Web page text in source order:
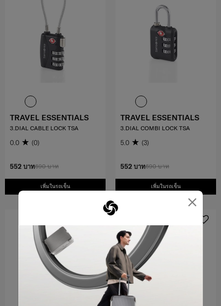
×
690 บาท
552 บาท
เพิ่มในรถเข็น
TRAVEL ESSENTIALS
3.DIAL CABLE LOCK TSA
0.0 (0)
690 บาท
552 บาท
เพิ่มในรถเข็น
TRAVEL ESSENTIALS
3.DIAL COMBI LOCK TSA
5.0 (3)